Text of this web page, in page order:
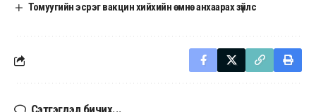
Томуугийн эсрэг вакцин хийхийн өмнө анхаарах зүйлс